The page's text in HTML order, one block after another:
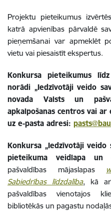
Projektu pieteikumus
katrā apvienības pārvaldē
pieņemšanai var apmeklēt
vietu vai piesaistīt ekspertus.
Konkursa pieteikumus
norādi „Iedzīvotāji veido
novada Valsts un
apkalpošanas centros vai
uz e-pasta adresi:
Konkursa „Iedzīvotāji
pieteikuma veidlapa un
pašvaldības mājaslapas
Sabiedrības līdzdalība, kā
pašvaldības vienotajos
bibliotēkās un pagastu